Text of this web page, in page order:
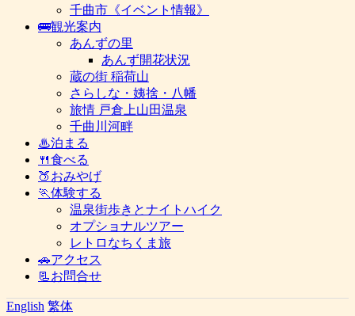
千曲市《イベント情報》
🚌観光案内
あんずの里
あんず開花状況
蔵の街 稲荷山
さらしな・姨捨・八幡
旅情 戸倉上山田温泉
千曲川河畔
♨泊まる
🍴食べる
🍑おみやげ
🏃体験する
温泉街歩きとナイトハイク
オプショナルツアー
レトロなちくま旅
🚗アクセス
📃お問合せ
English 繁体